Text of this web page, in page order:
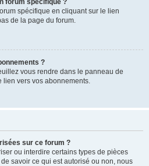
forum spécifique ?
spécifique en cliquant sur le lien
de la page du forum.
?
vous rendre dans le panneau de
lien vers vos abonnements.
sur ce forum ?
ou interdire certains types de pièces
savoir ce qui est autorisé ou non, nous